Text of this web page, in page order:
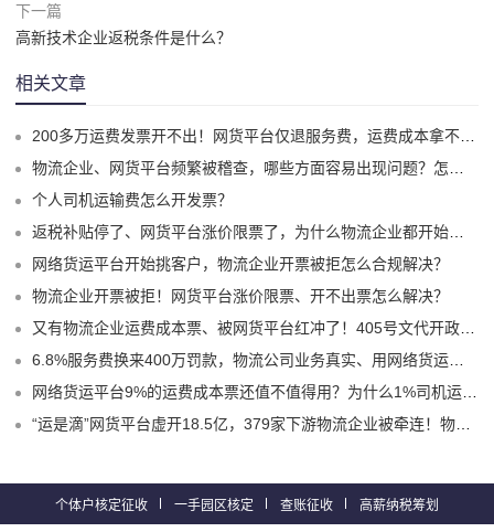
下一篇
高新技术企业返税条件是什么？
相关文章
200多万运费发票开不出！网货平台仅退服务费，运费成本拿不到怎么办？
物流企业、网货平台频繁被稽查，哪些方面容易出现问题？怎么实现合规经营？
个人司机运输费怎么开发票？
返税补贴停了、网货平台涨价限票了，为什么物流企业都开始选择1%司机运费成本票了？
网络货运平台开始挑客户，物流企业开票被拒怎么合规解决？
物流企业开票被拒！网货平台涨价限票、开不出票怎么解决？
又有物流企业运费成本票、被网货平台红冲了！405号文代开政策、试点平台合规破局！
6.8%服务费换来400万罚款，物流公司业务真实、用网络货运平台9%运费票就不会有问题嘛？
网络货运平台9%的运费成本票还值不值得用？为什么1%司机运费票更适合物流企业？
“运是滴”网货平台虚开18.5亿，379家下游物流企业被牵连！物流企业的“运费成本票死结”怎么解？
个体户核定征收 一手园区核定 查账征收 高薪纳税筹划